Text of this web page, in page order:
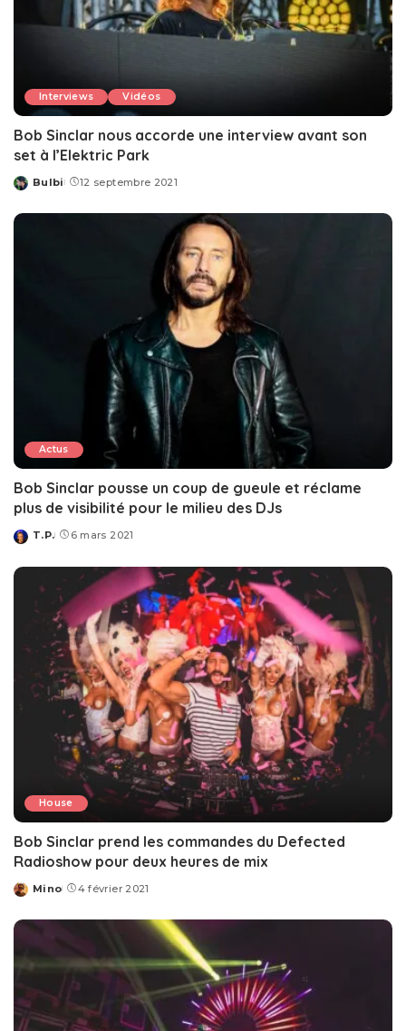
Interviews Vidéos
Bob Sinclar nous accorde une interview avant son
set à l’Elektric Park
Posted
Bulbi 12 septembre 2021
Actus
Bob Sinclar pousse un coup de gueule et réclame
plus de visibilité pour le milieu des DJs
Posted
T.P. 6 mars 2021
House
Bob Sinclar prend les commandes du Defected
Radioshow pour deux heures de mix
Posted
Mino 4 février 2021